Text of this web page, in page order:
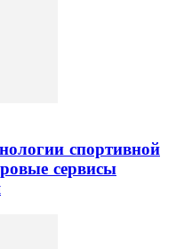
спортивной
сервисы